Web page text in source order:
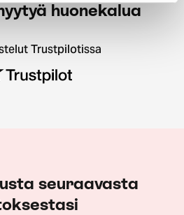
huonekalua
Trustpilotissa
seuraavasta